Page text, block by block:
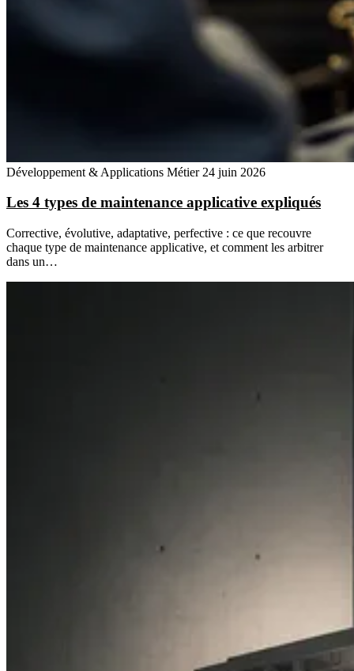
Développement & Applications Métier 24 juin 2026
Les 4 types de maintenance applicative expliqués
Corrective, évolutive, adaptative, perfective : ce que recouvre
chaque type de maintenance applicative, et comment les arbitrer
dans un…